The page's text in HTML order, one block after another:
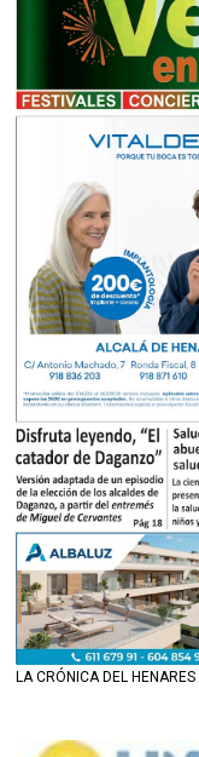
LA CRÓNICA DEL HENARES